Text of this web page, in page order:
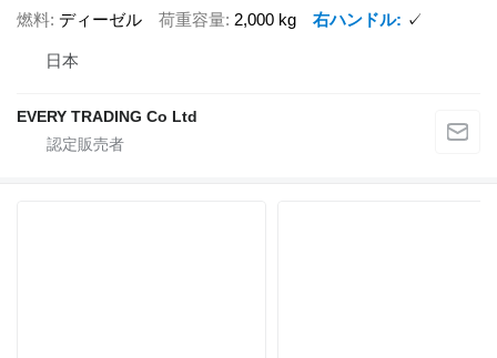
燃料 ディーゼル 荷重容量 2,000 kg 右ハンドル ✓
日本
EVERY TRADING Co Ltd